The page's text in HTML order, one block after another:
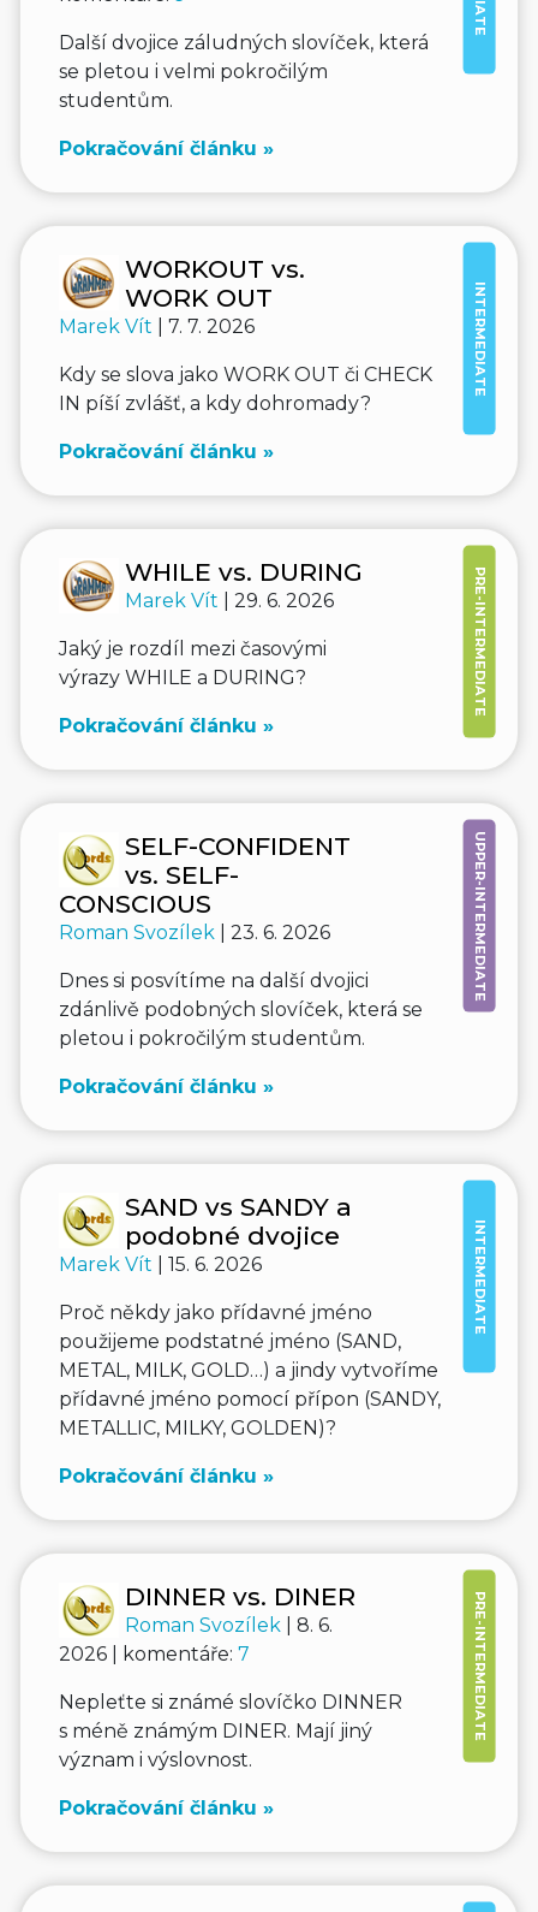
Další dvojice záludných slovíček, která
se pletou i velmi pokročilým
studentům.
Pokračování článku »
INTERMEDIATE
WORKOUT vs.
WORK OUT
Marek Vít | 7. 7. 2026
Kdy se slova jako WORK OUT či CHECK
IN píší zvlášť, a kdy dohromady?
Pokračování článku »
PRE-INTERMEDIATE
WHILE vs. DURING
Marek Vít | 29. 6. 2026
Jaký je rozdíl mezi časovými
výrazy WHILE a DURING?
Pokračování článku »
UPPER-INTERMEDIATE
SELF-CONFIDENT
vs. SELF-
CONSCIOUS
Roman Svozílek | 23. 6. 2026
Dnes si posvítíme na další dvojici
zdánlivě podobných slovíček, která se
pletou i pokročilým studentům.
Pokračování článku »
INTERMEDIATE
SAND vs SANDY a
podobné dvojice
Marek Vít | 15. 6. 2026
Proč někdy jako přídavné jméno
použijeme podstatné jméno (SAND,
METAL, MILK, GOLD…) a jindy vytvoříme
přídavné jméno pomocí přípon (SANDY,
METALLIC, MILKY, GOLDEN)?
Pokračování článku »
PRE-INTERMEDIATE
DINNER vs. DINER
Roman Svozílek
| 8. 6.
2026 | komentáře: 7
Nepleťte si známé slovíčko DINNER
s méně známým DINER. Mají jiný
význam i výslovnost.
Pokračování článku »